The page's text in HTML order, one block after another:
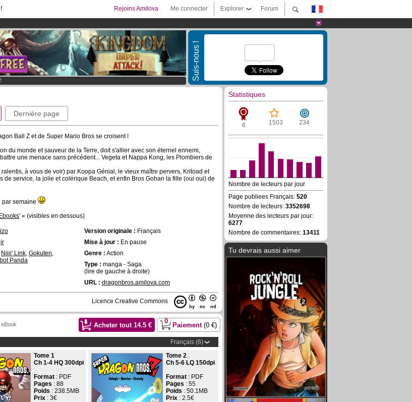
Forum
Explorer
Me connecter
Rejoins Amilova
!Clique ici pour t'abonner
Suis-nous !
Dernière page
Ball Z et de Super Mario Bros se croisent !
du monde et sauveur de la Terre, doit s'allier avec son éternel ennemi,
une menace sans précédent... Vegeta et Nappa Kong, les Plombiers de
ralentis, à vous de voir) par Koopa Génial, le vieux maître pervers, Kritoad et
de service, la jolie et colérique Beach, et enfin Bros Gohan la fille (oui oui) de
par semaine
' « (visibles en dessous)
Niiii' Link, Gokuten,
Panda
Version originale : Français
Mise à jour : En pause
Genre : Action
Type : manga - Saga
(lire de gauche à droite)
URL : dragonbros.amilova.com
Licence Creative Commons
by nc nd
0 Paiement (0 €)
Acheter tout 14.5 €
Français (6)
Tome 1
Ch 1-4 HQ 300dpi
Format : PDF
Pages : 88
Poids : 238.5MB
Prix : 3€
Tome 2
Ch 5-6 LQ 150dpi
Format : PDF
Pages : 55
Poids : 50.1MB
Prix : 2.5€
Statistiques
6 1503 234
Nombre de lecteurs par jour
Page publiees Français: 520
Nombre de lecteurs: 3352698
Moyenne des lecteurs par jour:
6277
Nombre de commentaires: 13411
Tu devrais aussi aimer